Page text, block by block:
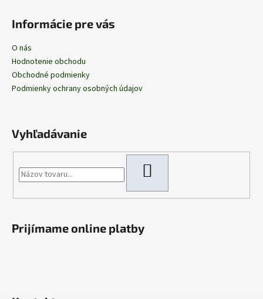
Informácie pre vás
O nás
Hodnotenie obchodu
Obchodné podmienky
Podmienky ochrany osobných údajov
Vyhľadávanie
Prijímame online platby